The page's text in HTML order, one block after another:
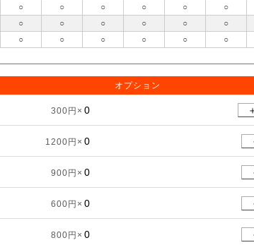
○ ○ ○ ○ ○ ○
○ ○ ○ ○ ○ ○
○ ○ ○ ○ ○ ○
オプション
300円×
1200円×
900円×
600円×
800円×